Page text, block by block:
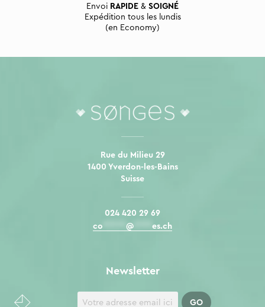
Envoi RAPIDE & SOIGNÉ
Expédition tous les lundis
(en Economy)
Rue du Milieu 29
1400 Yverdon-les-Bains
Suisse
024 420 29 69
co
@ es.ch
Newsletter